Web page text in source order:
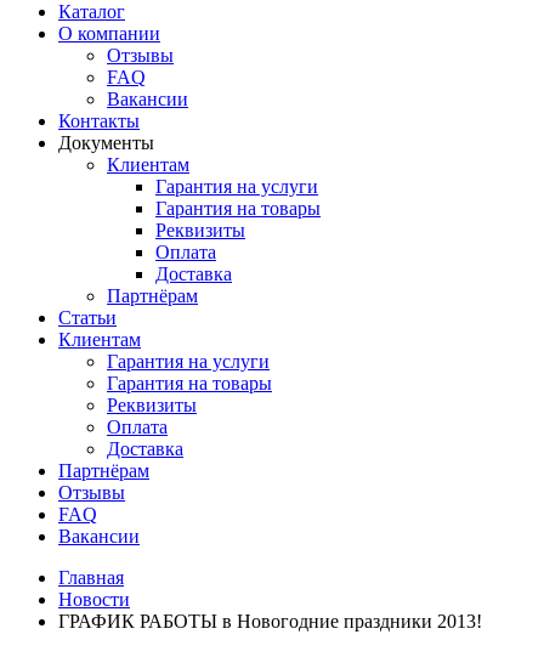
Каталог
О компании
Отзывы
FAQ
Вакансии
Контакты
Документы
Клиентам
Гарантия на услуги
Гарантия на товары
Реквизиты
Оплата
Доставка
Партнёрам
Статьи
Клиентам
Гарантия на услуги
Гарантия на товары
Реквизиты
Оплата
Доставка
Партнёрам
Отзывы
FAQ
Вакансии
Главная
Новости
ГРАФИК РАБОТЫ в Новогодние праздники 2013!